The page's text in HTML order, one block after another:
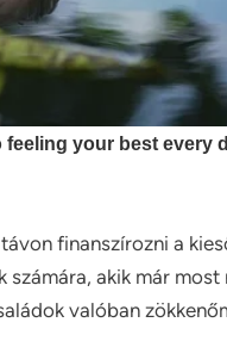
finanszírozni a
akik már most
valóban